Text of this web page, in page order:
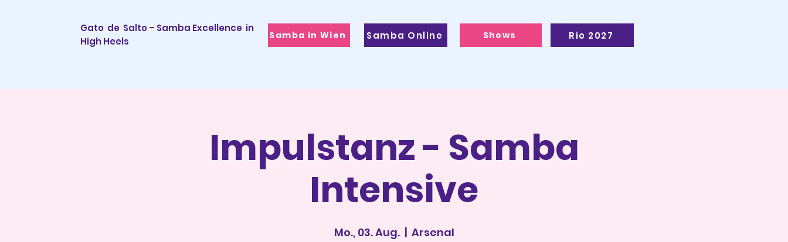
Gato de Salto – Samba Excellence in
High Heels
Samba in Wien Samba Online Shows Rio 2027
Impulstanz - Samba
Intensive
Mo., 03. Aug.
  |
Arsenal